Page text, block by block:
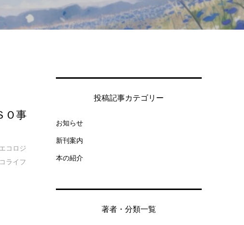
Ｏ事
コロジ
ライフ
投稿記事カテゴリー
お知らせ
新刊案内
本の紹介
著者・分類一覧